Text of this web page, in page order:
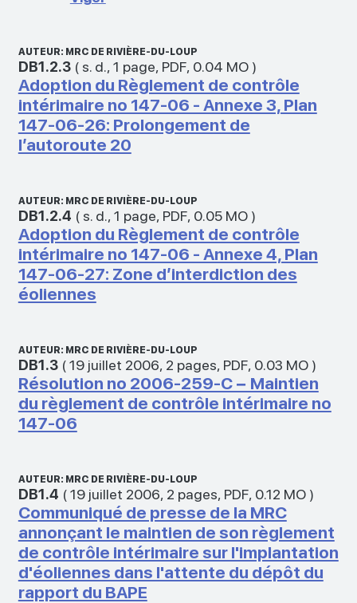
AUTEUR: MRC DE RIVIÈRE-DU-LOUP
DB1.2.3( s. d., 1 page, PDF, 0.04 MO)
Adoption du Règlement de contrôle
intérimaire no 147-06 - Annexe 3, Plan
147-06-26: Prolongement de
l’autoroute 20
AUTEUR: MRC DE RIVIÈRE-DU-LOUP
DB1.2.4 ( s. d., 1 page, PDF, 0.05 MO)
Adoption du Règlement de contrôle
intérimaire no 147-06 - Annexe 4, Plan
147-06-27: Zone d’interdiction des
éoliennes
AUTEUR: MRC DE RIVIÈRE-DU-LOUP
DB1.3(19 juillet 2006, 2 pages, PDF, 0.03 MO)
Résolution no 2006-259-C − Maintien
du règlement de contrôle intérimaire no
147-06
AUTEUR: MRC DE RIVIÈRE-DU-LOUP
DB1.4 (19 juillet 2006, 2 pages, PDF, 0.12 MO)
Communiqué de presse de la MRC
annonçant le maintien de son règlement
de contrôle intérimaire sur l'implantation
d'éoliennes dans l'attente du dépôt du
rapport du BAPE